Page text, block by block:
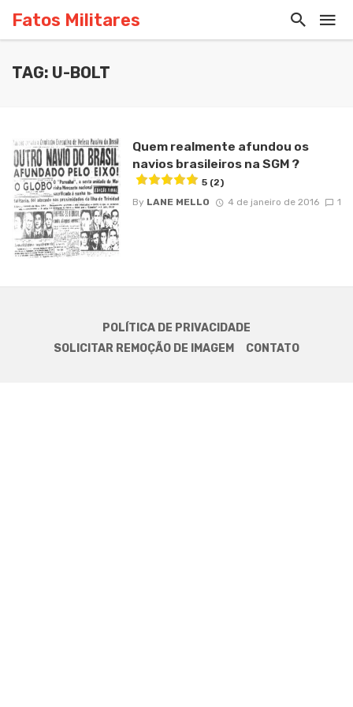
Fatos Militares
TAG: U-BOLT
Quem realmente afundou os
navios brasileiros na SGM ?
5 (2)
By LANE MELLO 4 de janeiro de 2016 1
POLÍTICA DE PRIVACIDADE
SOLICITAR REMOÇÃO DE IMAGEM
CONTATO